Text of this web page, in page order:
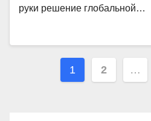
руки решение глобальной…
Пагинация
1 2 …